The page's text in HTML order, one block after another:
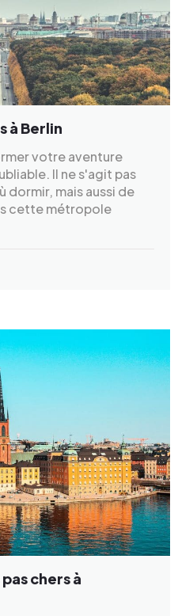
à Berlin
votre aventure
Il ne s'agit pas
dormir, mais aussi de
cette métropole
chers à